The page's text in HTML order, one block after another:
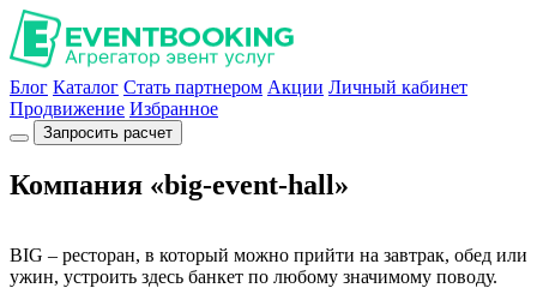
Блог Каталог Стать партнером Акции Личный кабинет
Продвижение Избранное
Запросить расчет
Компания «big-event-hall»
BIG – ресторан, в который можно прийти на завтрак, обед или
ужин, устроить здесь банкет по любому значимому поводу.